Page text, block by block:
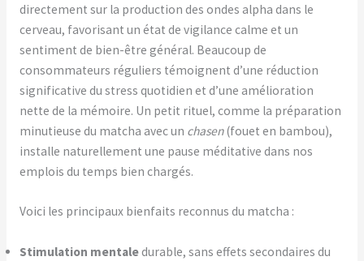
directement sur la production des ondes alpha dans le
cerveau, favorisant un état de vigilance calme et un
sentiment de bien-être général. Beaucoup de
consommateurs réguliers témoignent d’une réduction
significative du stress quotidien et d’une amélioration
nette de la mémoire. Un petit rituel, comme la préparation
minutieuse du matcha avec un chasen(fouet en bambou),
installe naturellement une pause méditative dans nos
emplois du temps bien chargés.
Voici les principaux bienfaits reconnus du matcha :
Stimulation mentaledurable, sans effets secondaires du